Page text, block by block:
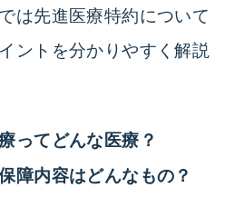
は先進医療特約について
ントを分かりやすく解説
ってどんな医療？
障内容はどんなもの？